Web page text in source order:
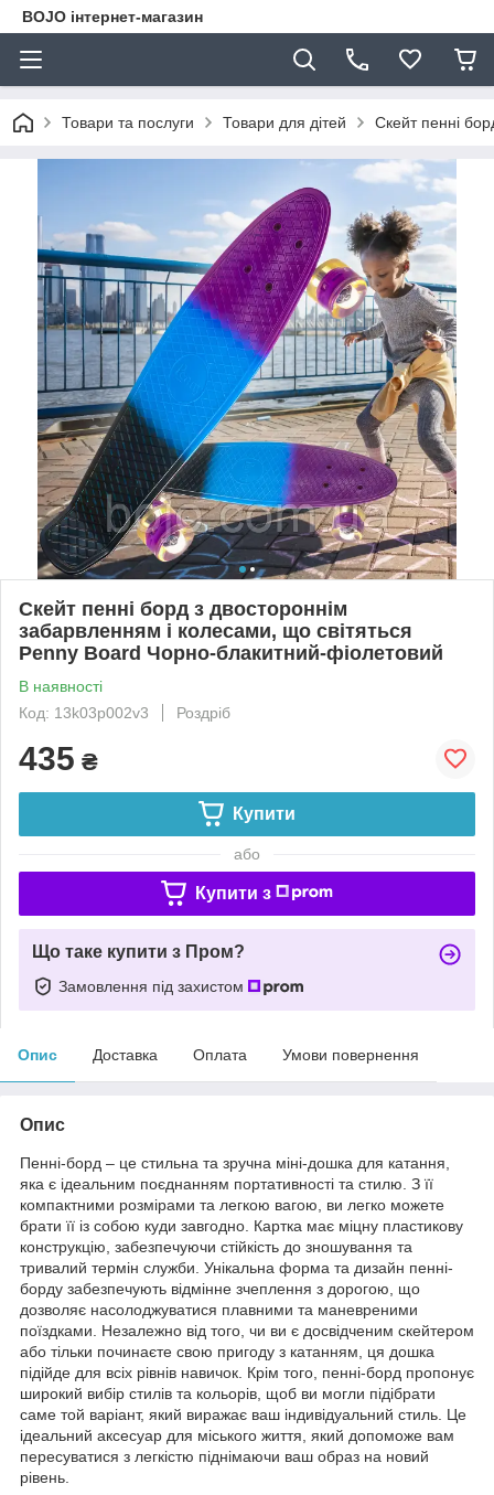
BOJO інтернет-магазин
Товари та послуги Товари для дітей Скейт пенні
Скейт пенні борд з двостороннім
забарвленням і колесами, що світяться
Penny Board Чорно-блакитний-фіолетовий
В наявності
Код: 13k03p002v3
Роздріб
435 ₴
Купити
або
Купити з
Що таке купити з Пром?
Замовлення під захистом
Опис Доставка Оплата Умови повернення
Опис
Пенні-борд – це стильна та зручна міні-дошка для катання,
яка є ідеальним поєднанням портативності та стилю. З її
компактними розмірами та легкою вагою, ви легко можете
брати її із собою куди завгодно. Картка має міцну пластикову
конструкцію, забезпечуючи стійкість до зношування та
тривалий термін служби. Унікальна форма та дизайн пенні-
борду забезпечують відмінне зчеплення з дорогою, що
дозволяє насолоджуватися плавними та маневреними
поїздками. Незалежно від того, чи ви є досвідченим скейтером
або тільки починаєте свою пригоду з катанням, ця дошка
підійде для всіх рівнів навичок. Крім того, пенні-борд пропонує
широкий вибір стилів та кольорів, щоб ви могли підібрати
саме той варіант, який виражає ваш індивідуальний стиль. Це
ідеальний аксесуар для міського життя, який допоможе вам
пересуватися з легкістю піднімаючи ваш образ на новий
рівень.